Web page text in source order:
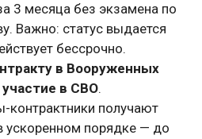
3 месяца без экзамена по
Важно: статус выдается
бессрочно.
в Вооруженных
в СВО.
контрактники получают
ускоренном порядке — до